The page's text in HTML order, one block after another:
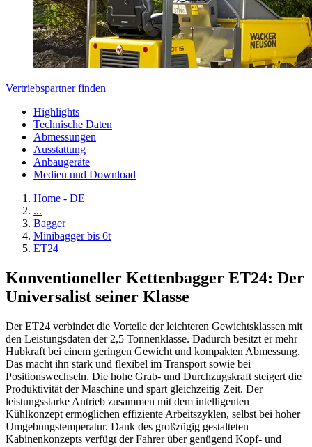
Vertriebspartner finden
Highlights
Technische Daten
Abmessungen
Ausstattung
Anbaugeräte
Medien und Download
Home - DE
...
Bagger
Minibagger bis 6t
ET24
Konventioneller Kettenbagger ET24: Der
Universalist seiner Klasse
Der ET24 verbindet die Vorteile der leichteren Gewichtsklassen mit
den Leistungsdaten der 2,5 Tonnenklasse. Dadurch besitzt er mehr
Hubkraft bei einem geringen Gewicht und kompakten Abmessung.
Das macht ihn stark und flexibel im Transport sowie bei
Positionswechseln. Die hohe Grab- und Durchzugskraft steigert die
Produktivität der Maschine und spart gleichzeitig Zeit. Der
leistungsstarke Antrieb zusammen mit dem intelligenten
Kühlkonzept ermöglichen effiziente Arbeitszyklen, selbst bei hoher
Umgebungstemperatur. Dank des großzügig gestalteten
Kabinenkonzepts verfügt der Fahrer über genügend Kopf- und